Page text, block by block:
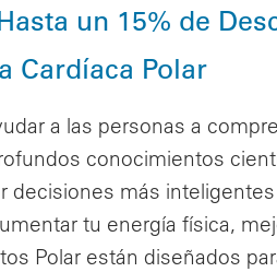
un 15% de
Cardíaca Polar
a las personas a
conocimientos
decisiones más
tu energía física,
Polar están diseñados